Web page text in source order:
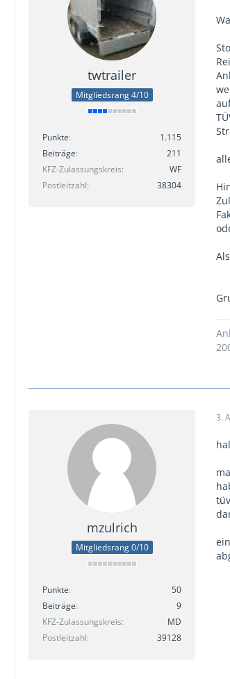
twtrailer
Mitgliedsrang 4/10
Punkte
1.115
Beiträge
211
KFZ-Zulassungskreis
WF
Postleitzahl
38304
mzulrich
Mitgliedsrang 0/10
Punkte
50
Beiträge
9
KFZ-Zulassungskreis
MD
Postleitzahl
39128
3.